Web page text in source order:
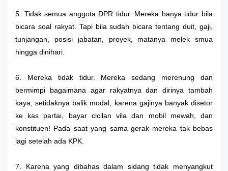
5. Tidak semua anggota DPR tidur. Mereka hanya tidur bila
bicara soal rakyat. Tapi bila sudah bicara tentang duit, gaji,
tunjangan, posisi jabatan, proyek, matanya melek smua
hingga dinihari.
6. Mereka tidak tidur. Mereka sedang merenung dan
bermimpi bagaimana agar rakyatnya dan dirinya tambah
kaya, setidaknya balik modal, karena gajinya banyak disetor
ke kas partai, bayar cicilan vila dan mobil mewah, dan
konstituen! Pada saat yang sama gerak mereka tak bebas
lagi setelah ada KPK.
7. Karena yang dibahas dalam sidang tidak menyangkut